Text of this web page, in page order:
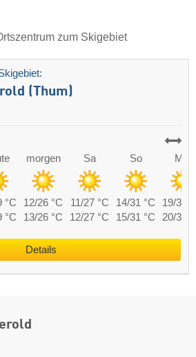
zum Skigebiet
(Thum)
morgen Sa So Mo
°C 12/26 °C 11/27 °C 14/31 °C
19/33
°C 13/26 °C 12/27 °C 15/31 °C 20/33
Details